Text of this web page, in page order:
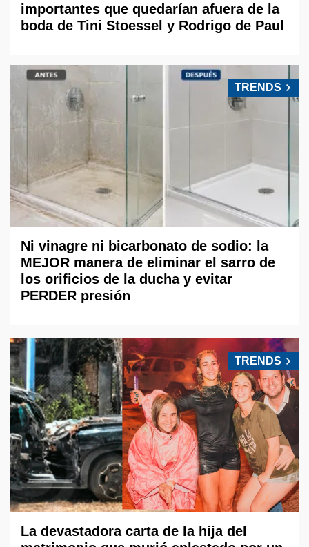
importantes que quedarían afuera de la
boda de Tini Stoessel y Rodrigo de Paul
TRENDS
Ni vinagre ni bicarbonato de sodio: la
MEJOR manera de eliminar el sarro de
los orificios de la ducha y evitar
PERDER presión
TRENDS
La devastadora carta de la hija del